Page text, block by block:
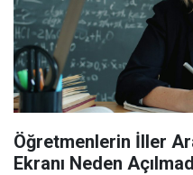
Öğretmenlerin İller
Ekranı Neden